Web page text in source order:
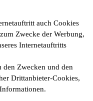
auch Cookies
Zwecke der Werbung,
Internetauftritts
den Zwecken und den
Drittanbieter-Cookies,